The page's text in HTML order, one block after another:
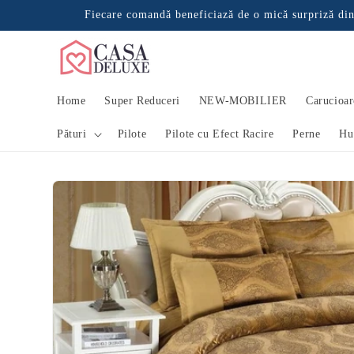
Fiecare comandă beneficiază de o mică surpriză
Home Super Reduceri NEW-MOBILIER
Pături Pilote Pilote cu Efect Racire Perne
despre
produs
au